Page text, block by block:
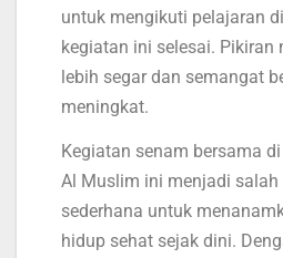
untuk mengikuti pelajaran
kegiatan ini selesai. Pikiran
lebih segar dan semangat
meningkat.
Kegiatan senam bersama
Al Muslim ini menjadi salah
sederhana untuk
hidup sehat sejak dini.